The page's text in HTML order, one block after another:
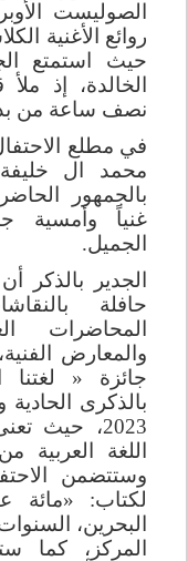
الصوليست
روائع الأغنية
حيث استمتع
الخالدة، إذ
نصف ساعة من
في مطلع
محمد ال
بالجمهور
غنياً وأمسية
الجميل.
الجدير بالذكر
حافلة
المحاضرات
والمعارض
جائزة « لغتنا
2023، حيث
اللغة
وستتضمن
لكتاب: «مائة
البحرين،
المركز، كما